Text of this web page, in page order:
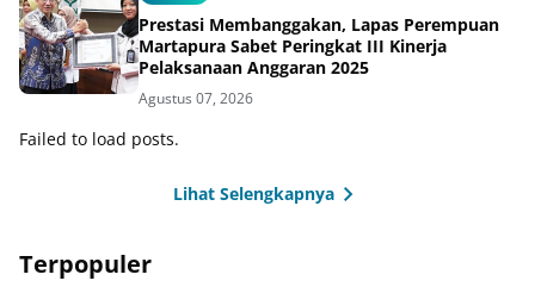
Prestasi Membanggakan, Lapas Perempuan
Martapura Sabet Peringkat III Kinerja
Pelaksanaan Anggaran 2025
Agustus 07, 2026
Failed to load posts.
Lihat Selengkapnya
Terpopuler